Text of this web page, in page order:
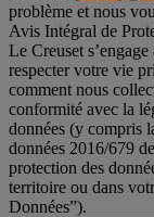
problème et nous
Avis Intégral de
Le Creuset
respecter votre vie
comment nous
conformité avec la
données (y compris
données 2016/679
protection des
territoire ou dans
Données”).